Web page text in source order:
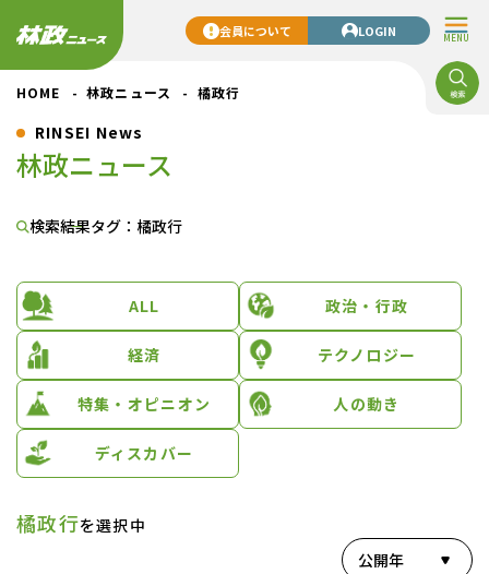
MENU
会員について LOGIN
HOME 林政ニュース 橘政行
RINSEI News
林政ニュース
検索結果タグ：橘政行
ALL 政治・行政
経済 テクノロジー
特集・オピニオン 人の動き
ディスカバー
橘政行を選択中
公開年